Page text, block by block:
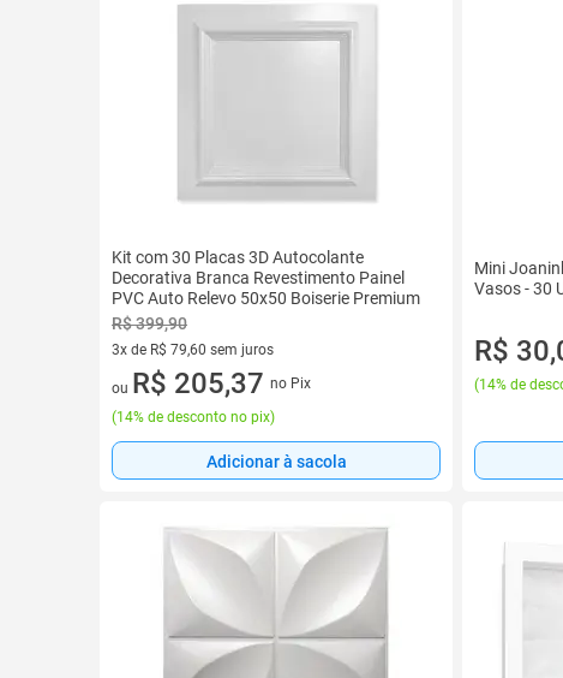
Kit com 30 Placas 3D Autocolante
Decorativa Branca Revestimento Painel
PVC Auto Relevo 50x50 Boiserie Premium
R$ 399,90
3x de R$ 79,60 sem juros
3 vez de R$ 79,60 sem juros
ou R$ 205,37 no Pix
(14% de desconto no pix)
Adicionar à sacola
Mini
Vasos - 30
R$
(14% de